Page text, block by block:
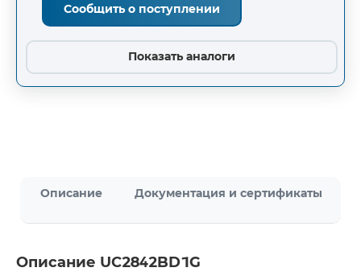
Сообщить о поступлении
Показать аналоги
Описание Документация и сертификаты
Описание UC2842BD1G